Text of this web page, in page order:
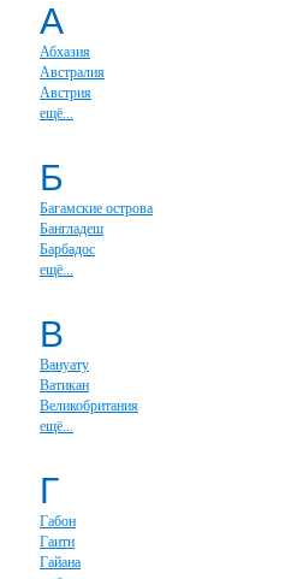
А
Абхазия
Австралия
Австрия
ещё...
Б
Багамские острова
Бангладеш
Барбадос
ещё...
В
Вануату
Ватикан
Великобритания
ещё...
Г
Габон
Гаити
Гайана